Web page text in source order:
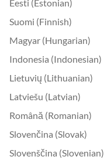
Eesti (Estonian)
Suomi (Finnish)
Magyar (Hungarian)
Indonesia (Indonesian)
Lietuvių (Lithuanian)
Latviešu (Latvian)
Română (Romanian)
Slovenčina (Slovak)
Slovenščina (Slovenian)